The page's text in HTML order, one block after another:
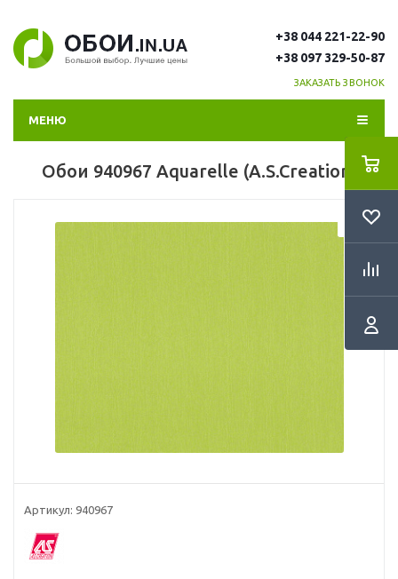
+38 044 221-22-90
+38 097 329-50-87
ЗАКАЗАТЬ ЗВОНОК
МЕНЮ
Обои 940967 Aquarelle (A.S.Creation)
Артикул: 940967